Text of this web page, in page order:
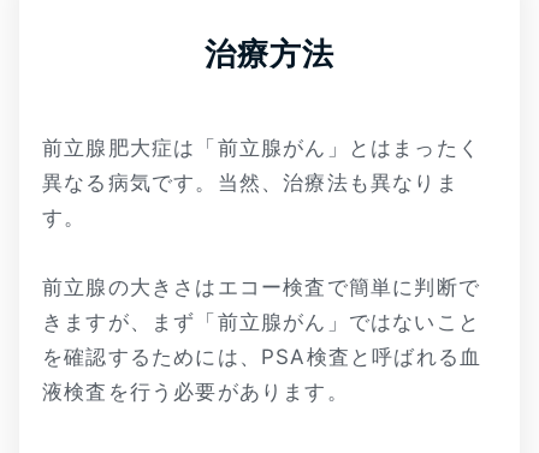
治療方法
前立腺肥大症は「前立腺がん」とはまったく
異なる病気です。当然、治療法も異なりま
す。
前立腺の大きさはエコー検査で簡単に判断で
きますが、まず「前立腺がん」ではないこと
を確認するためには、PSA検査と呼ばれる血
液検査を行う必要があります。